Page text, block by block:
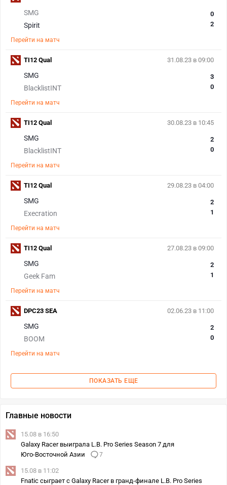
SMG
Spirit
0
2
Перейти на матч
31.08.23 в 09:00
SMG
BlacklistINT
3
0
Перейти на матч
TI12 Qual
30.08.23 в 10:45
SMG
BlacklistINT
2
0
Перейти на матч
TI12 Qual
29.08.23 в 04:00
SMG
Execration
2
1
Перейти на матч
TI12 Qual
27.08.23 в 09:00
SMG
Geek Fam
2
1
Перейти на матч
TI12 Qual
02.06.23 в 11:00
SMG
BOOM
2
0
Перейти на матч
DPC23 SEA
ПОКАЗАТЬ ЕЩЕ
Главные новости
15.08 в 16:50
Galaxy Racer выиграла L.B. Pro Series Season 7 для
Юго‑Восточной Азии
7
15.08 в 11:02
Fnatic сыграет с Galaxy Racer в гранд-финале L.B. Pro Series